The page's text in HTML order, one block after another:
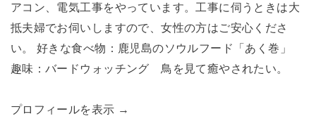
アコン、電気工事をやっています。工事に伺うときは大
抵夫婦でお伺いしますので、女性の方はご安心くださ
い。 好きな食べ物：鹿児島のソウルフード「あく巻」
趣味：バードウォッチング 鳥を見て癒やされたい。
プロフィールを表示 →